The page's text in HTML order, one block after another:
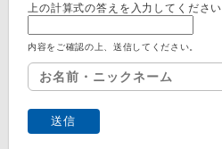
上の計算式の答えを入力してください
内容をご確認の上、送信してください。